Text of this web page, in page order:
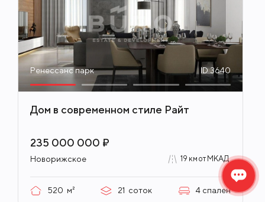
Ренессанс парк ID 3640
Дом в современном стиле Райт
235 000 000 ₽
Новорижское 19 км от МКАД
520 м² 21 соток 4 спален